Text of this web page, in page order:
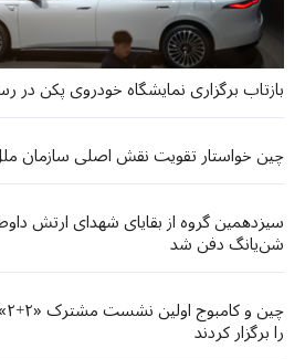
بازتاب برگزاری نمایشگاه خودروی پکن در
چین خواستار تقویت نقش اصلی سازمان
سیزدهمین گروه از بقایای شهدای ارتش
شن‌یانگ دفن شد
را برگزار کردند